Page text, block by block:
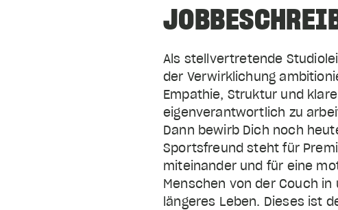
Als stellvertretende
der Verwirklichung
Empathie, Struktur und
eigenverantwortlich zu
Dann bewirb Dich noch
Sportsfreund steht für
miteinander und für eine
Menschen von der Couch
längeres Leben. Dieses ist
SPORTSFREUND
STORY